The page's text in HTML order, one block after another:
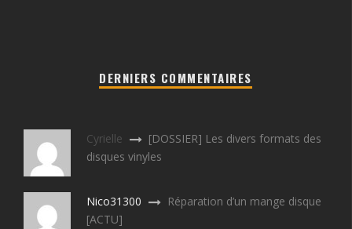
DERNIERS COMMENTAIRES
Cyrielle
[DOSSIER] Les divers formats des
disques vinyles
Nico31300
Réparation d’un mange disque
[ACTU]